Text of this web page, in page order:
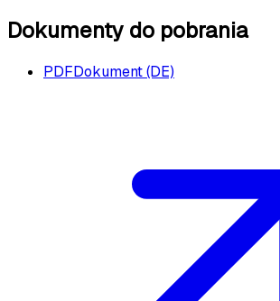
Dokumenty do pobrania
PDFDokument (DE)